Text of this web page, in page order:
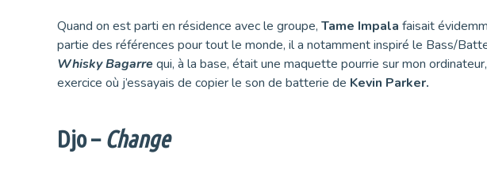
Quand on est parti en résidence avec le groupe, Tame Impala faisait
partie des références pour tout le monde, il a notamment inspiré le Bass/
Whisky Bagarrequi, à la base, était une maquette pourrie sur mon
exercice où j’essayais de copier le son de batterie de Kevin Parker.
Djo – Change